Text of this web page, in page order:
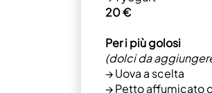
20 €
Per i più golosi
(dolci da
→ Uova a scelta
→ Petto affumicato